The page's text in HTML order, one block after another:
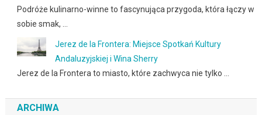
Podróże kulinarno-winne to fascynująca przygoda, która łączy w
sobie smak, …
Jerez de la Frontera: Miejsce Spotkań Kultury
Andaluzyjskiej i Wina Sherry
Jerez de la Frontera to miasto, które zachwyca nie tylko …
ARCHIWA